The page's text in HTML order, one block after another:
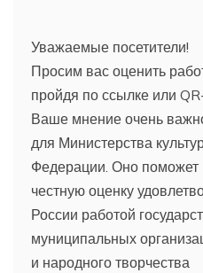
Уважаемые посетители!
Просим вас оценить
пройдя по ссылке или
Ваше мнение очень
для Министерства
Федерации. Оно поможет
честную оценку
России работой
муниципальных
и народного творчества